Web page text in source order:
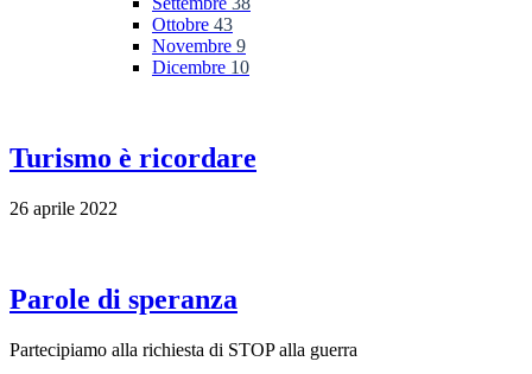
Ottobre 43
Novembre 9
Dicembre 10
Turismo è ricordare
26 aprile 2022
Parole di speranza
Partecipiamo alla richiesta di STOP alla guerra